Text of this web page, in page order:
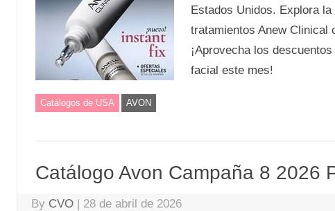
Estados Unidos. Explora
tratamientos Anew Clinical
¡Aprovecha los
facial este mes!
Catálogos de USA AVON
Catálogo Avon Campaña 8 2026
By CVO | 28 de abril de 2026